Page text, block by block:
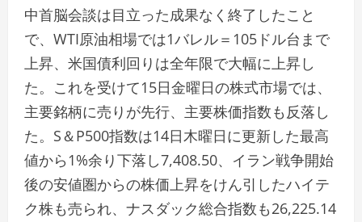
中首脳会談は目立った成果なく終了したこと
で、WTI原油相場では1バレル＝105ドル台まで
上昇、米国債利回りは全年限で大幅に上昇し
た。これを受けて15日金曜日の株式市場では、
主要銘柄に売りが先行、主要株価指数も反落し
た。S＆P500指数は14日木曜日に更新した最高
値から1%余り下落し7,408.50、イラン戦争開始
後の安値圏からの株価上昇をけん引したハイテ
ク株も売られ、ナスダック総合指数も26,225.14